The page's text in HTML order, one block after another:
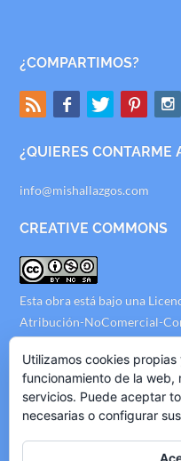
¿COMPARTIMOS?
¿QUIERES CONTARME
info@mishallazgos.com
CREATIVE COMMONS
Esta obra está bajo una
Atribución-NoComercial-
AVISO LEGAL
Politica de Privacidad
Politica de Cookies
Politica de Publicidad
Utilizamos cookies
funcionamiento de la web,
servicios. Puede aceptar
necesarias o configurar